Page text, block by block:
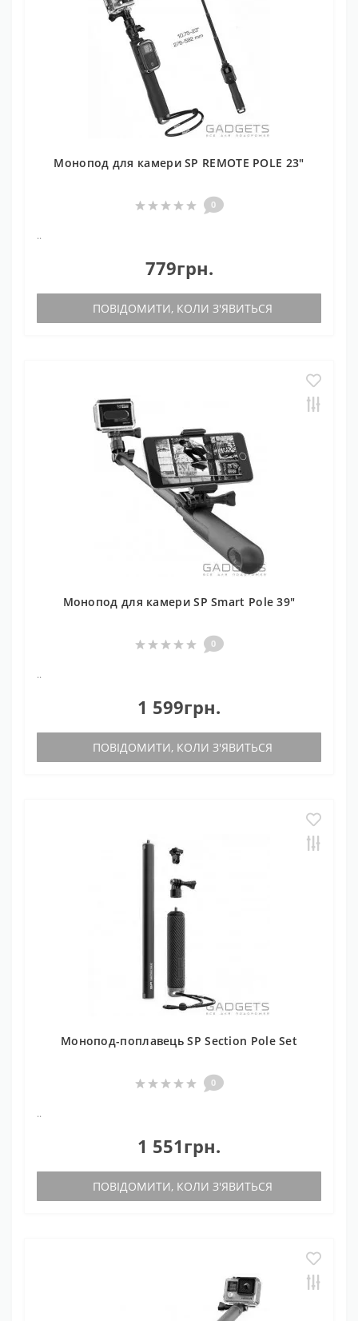
Монопод для камери SP REMOTE POLE 23"
0
..
779грн.
ПОВІДОМИТИ, КОЛИ З'ЯВИТЬСЯ
Монопод для камери SP Smart Pole 39"
0
..
1 599грн.
ПОВІДОМИТИ, КОЛИ З'ЯВИТЬСЯ
Монопод-поплавець SP Section Pole Set
0
..
1 551грн.
ПОВІДОМИТИ, КОЛИ З'ЯВИТЬСЯ